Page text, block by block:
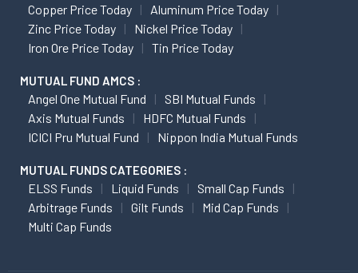
Copper Price Today
Aluminum Price Today
Zinc Price Today
Nickel Price Today
Iron Ore Price Today
Tin Price Today
MUTUAL FUND AMCS :
Angel One Mutual Fund
SBI Mutual Funds
Axis Mutual Funds
HDFC Mutual Funds
ICICI Pru Mutual Fund
Nippon India Mutual Funds
MUTUAL FUNDS CATEGORIES :
ELSS Funds Liquid Funds
Small Cap Funds
Arbitrage Funds
Gilt Funds
Mid Cap Funds
Multi Cap Funds